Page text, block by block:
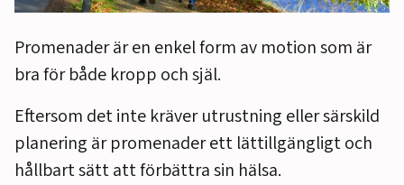
Promenader är en enkel form av motion som är
bra för både kropp och själ.
Eftersom det inte kräver utrustning eller särskild
planering är promenader ett lättillgängligt och
hållbart sätt att förbättra sin hälsa.